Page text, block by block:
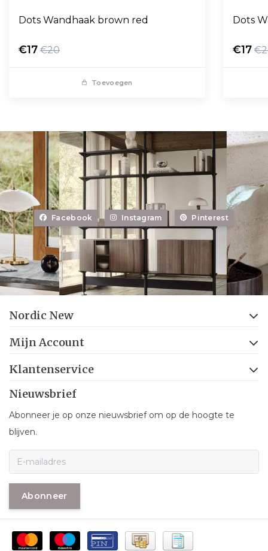
Dots Wandhaak brown red
€17 €20
Toevoegen
Dots
€17
Facebook Instagram Pinterest
Nordic New
Mijn Account
Klantenservice
Nieuwsbrief
Abonneer je op onze nieuwsbrief om op de hoogte te
blijven.
Abonneer